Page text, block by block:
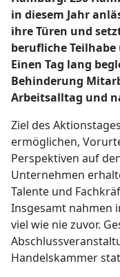
in diesem Jahr
ihre Türen und
berufliche
Einen Tag lang
Behinderung
Arbeitsalltag und
Ziel des
ermöglichen,
Perspektiven auf
Unternehmen
Talente und
Insgesamt nahmen
viel wie nie zuvor.
Handelskammer